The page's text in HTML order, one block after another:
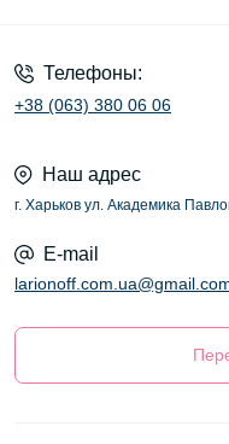
Телефоны:
+38 (063) 380 06 06
Наш адрес
г. Харьков ул. Академика
E-mail